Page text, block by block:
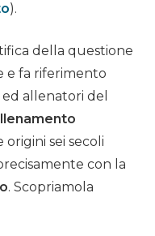
).
della questione
e fa riferimento
allenatori del
sei secoli
con la
. Scopriamola